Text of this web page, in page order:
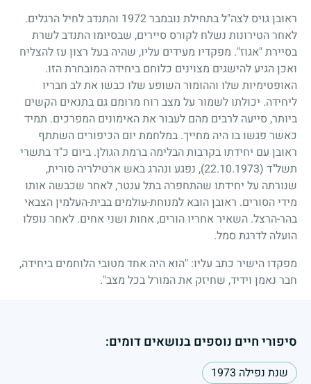
ראובן גויס לצה"ל בתחילת נובמבר1972 והתנדב לחיל הרגלים.
לאחר הטירונות נשלח לקורס סיירים, שבסיומו התנדב לשרת
בסיירת "אגוז". מפקדיו מעידים עליו, שהיה בעל רצון עז להצליח
ואכן הגיע להישגים מצוינים כלוחם ביחידה המובחרת הזו.
האופטימיות שלו וההומור השופע שלו כבשו את לב חבריו
ליחידה. יכולתו לשמור על מצב רוח מרומם גם בתנאים הקשים
ביותר, סייעה לרבים מהם לעבור את האימונים המפרכים. תמיד
כאשר פגשו בו היה מחייך. במלחמת יום הכיפורים השתתף
ראובן עם יחידתו בקרבות הבלימה ברמת הגולן. ביום כ"ד בתשרי
תשל"ד (22.10.1973)
, נפגע ונהרג באש ארטילריה סורית,
שנורתה על יחידתו שהתחפרה בתל ענטר, לאחר שכבשה אותו
מידי הסורים. ראובן הובא למנוחת-עולמים בבית-העלמין הצבאי
בהר-הרצל. השאיר אחריו הורים, אחות ושני אחים. לאחר נופלו
הועלה לדרגת סמל.
מפקדו הישיר כתב עליו: "הוא היה אחד מטובי הלוחמים ביחידה,
חבר נאמן וידיד, שחיזק את המורל בכל מצב".
סיפורי חיים נוספים בנושאים דומים:
שנת נפילה 1973